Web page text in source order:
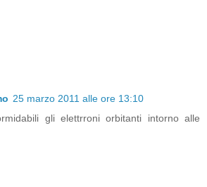
25 marzo 2011 alle ore 13:10
gli elettrroni orbitanti intorno alle